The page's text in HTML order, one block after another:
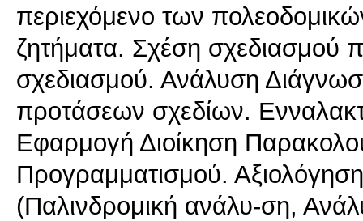
περιεχόμενο των
ζητήματα. Σχέση σχεδιασμού
σχεδιασμού. Ανάλυση
προτάσεων σχεδίων.
Εφαρμογή Διοίκηση
Προγραμματισμού.
(Παλινδρομική ανάλυ-ση,